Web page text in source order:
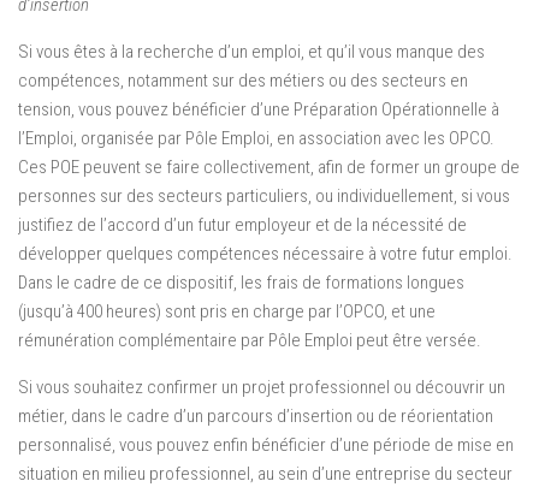
d’insertion
Si vous êtes à la recherche d’un emploi, et qu’il vous manque des
compétences, notamment sur des métiers ou des secteurs en
tension, vous pouvez bénéficier d’une Préparation Opérationnelle à
l’Emploi, organisée par Pôle Emploi, en association avec les OPCO.
Ces POE peuvent se faire collectivement, afin de former un groupe de
personnes sur des secteurs particuliers, ou individuellement, si vous
justifiez de l’accord d’un futur employeur et de la nécessité de
développer quelques compétences nécessaire à votre futur emploi.
Dans le cadre de ce dispositif, les frais de formations longues
(jusqu’à 400 heures) sont pris en charge par l’OPCO, et une
rémunération complémentaire par Pôle Emploi peut être versée.
Si vous souhaitez confirmer un projet professionnel ou découvrir un
métier, dans le cadre d’un parcours d’insertion ou de réorientation
personnalisé, vous pouvez enfin bénéficier d’une période de mise en
situation en milieu professionnel, au sein d’une entreprise du secteur